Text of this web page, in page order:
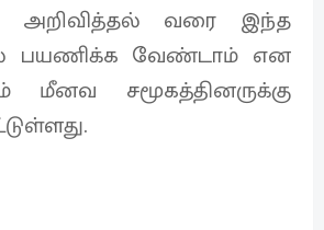
அறிவித்தல் வரை இந்த
பயணிக்க வேண்டாம் என
மீனவ சமூகத்தினருக்கு